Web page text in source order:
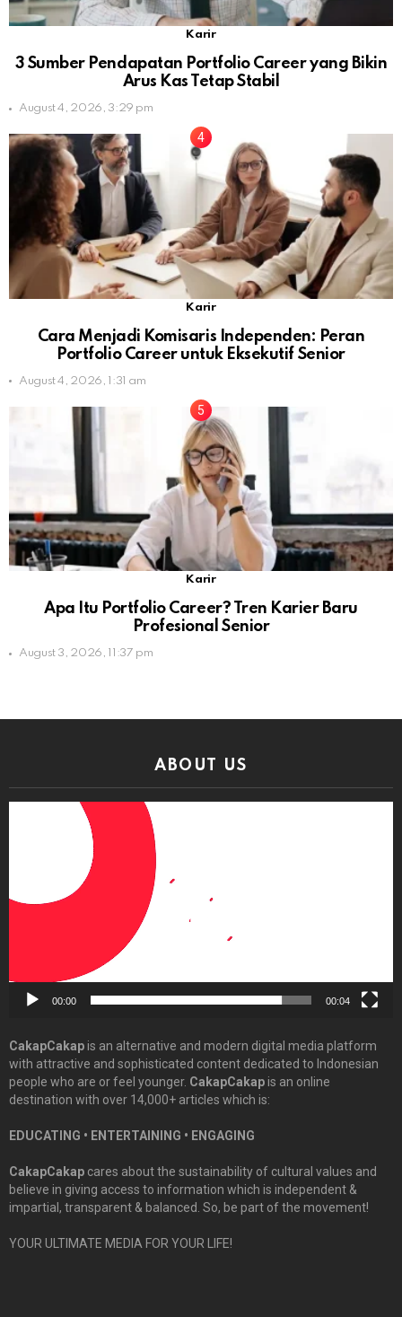
Karir
3 Sumber Pendapatan Portfolio Career yang Bikin
Arus Kas Tetap Stabil
August 4, 2026, 3:29 pm
Karir
Cara Menjadi Komisaris Independen: Peran
Portfolio Career untuk Eksekutif Senior
August 4, 2026, 1:31 am
Karir
Apa Itu Portfolio Career? Tren Karier Baru
Profesional Senior
August 3, 2026, 11:37 pm
ABOUT US
00:00 00:04
CakapCakapis an alternative and modern digital media platform
with attractive and sophisticated content dedicated to Indonesian
people who are or feel younger. CakapCakapis an online
destination with over 14,000+ articles which is:
EDUCATING • ENTERTAINING • ENGAGING
CakapCakap cares about the sustainability of cultural values and
believe in giving access to information which is independent &
impartial, transparent & balanced. So, be part of the movement!
YOUR ULTIMATE MEDIA FOR YOUR LIFE!